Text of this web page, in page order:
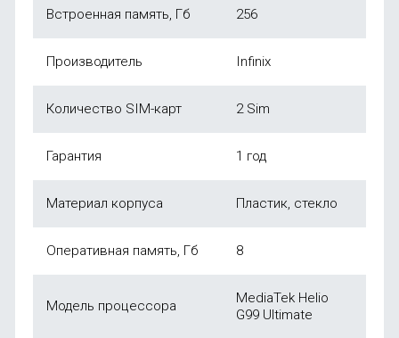
Встроенная память, Гб 256
Производитель Infinix
Количество SIM-карт 2 Sim
Гарантия 1 год
Материал корпуса Пластик, стекло
Оперативная память, Гб 8
Модель процессора
MediaTek Helio
G99 Ultimate